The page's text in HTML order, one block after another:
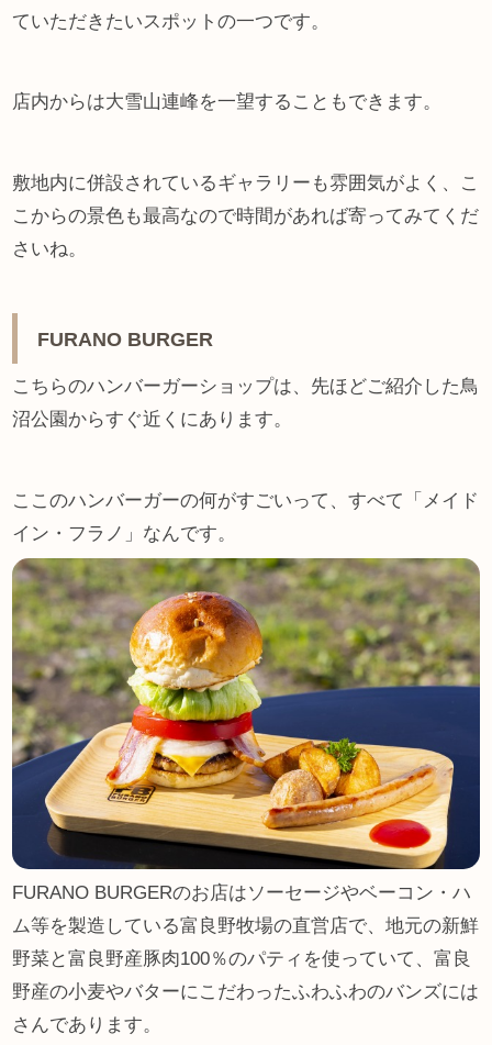
ていただきたいスポットの一つです。
店内からは大雪山連峰を一望することもできます。
敷地内に併設されているギャラリーも雰囲気がよく、こ
こからの景色も最高なので時間があれば寄ってみてくだ
さいね。
FURANO BURGER
こちらのハンバーガーショップは、先ほどご紹介した鳥
沼公園からすぐ近くにあります。
ここのハンバーガーの何がすごいって、すべて「メイド
イン・フラノ」なんです。
FURANO BURGERのお店はソーセージやベーコン・ハ
ム等を製造している富良野牧場の直営店で、地元の新鮮
野菜と富良野産豚肉100％のパティを使っていて、富良
野産の小麦やバターにこだわったふわふわのバンズには
さんであります。